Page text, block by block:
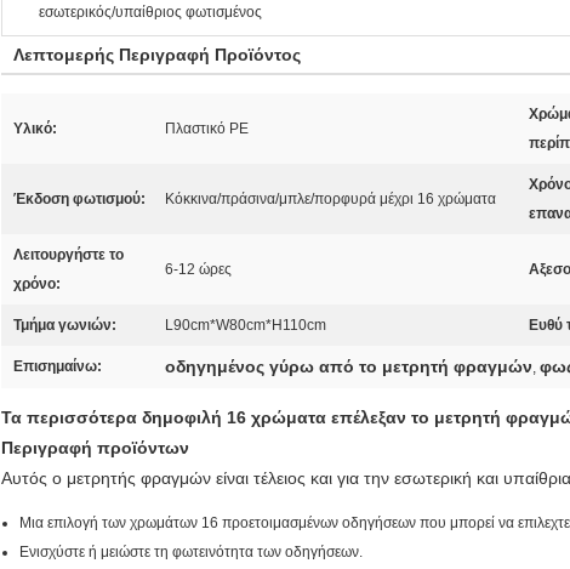
εσωτερικός/υπαίθριος φωτισμένος
Λεπτομερής Περιγραφή Προϊόντος
Υλικό: Πλαστικό PE
Έκδοση φωτισμού: Κόκκινα/πράσινα/μπλε/πορφυρά μέχρι 16 χρώματα
Λειτουργήστε το
χρόνο:
6-12 ώρες
Τμήμα γωνιών: L90cm*W80cm*H110cm Ευθύ
Επισημαίνω: οδηγημένος γύρω από το μετρητή φραγμών,
Τα περισσότερα δημοφιλή 16 χρώματα επέλεξαν το μετρητή
Περιγραφή προϊόντων
Αυτός ο μετρητής φραγμών είναι τέλειος και για την εσωτερική και
Μια επιλογή των χρωμάτων 16 προετοιμασμένων οδηγήσεων που μπορεί να
Ενισχύστε ή μειώστε τη φωτεινότητα των οδηγήσεων.